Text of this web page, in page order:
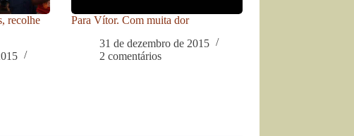
recolhe
Para Vítor. Com muita dor
31 de dezembro de 2015
2 comentários